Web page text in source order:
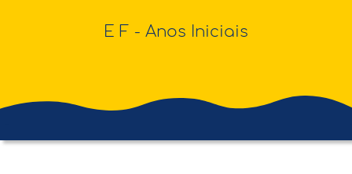
E F - Anos Iniciais